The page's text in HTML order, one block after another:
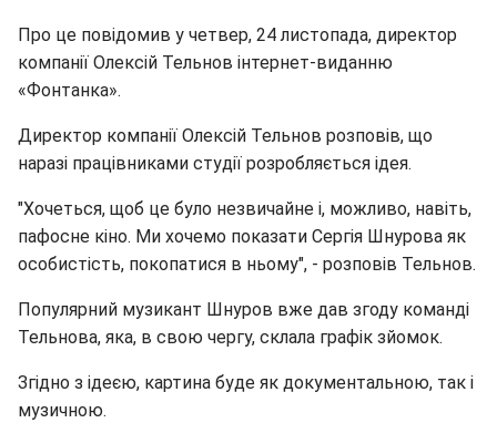
Про це повідомив у четвер, 24 листопада, директор
компанії Олексій Тельнов інтернет-виданню
«Фонтанка».
Директор компанії Олексій Тельнов розповів, що
наразі працівниками студії розробляється ідея.
"Хочеться, щоб це було незвичайне і, можливо, навіть,
пафосне кіно. Ми хочемо показати Сергія Шнурова як
особистість, покопатися в ньому", - розповів Тельнов.
Популярний музикант Шнуров вже дав згоду команді
Тельнова, яка, в свою чергу, склала графік зйомок.
Згідно з ідеєю, картина буде як документальною, так і
музичною.